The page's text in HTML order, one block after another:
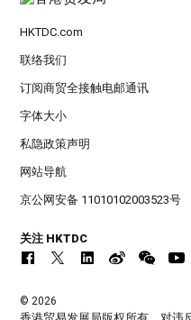
HKTDC.com
联络我们
订阅商贸全接触电邮通讯
字体大小
私隐政策声明
网站导航
京公网安备 11010102003523号
关注 HKTDC
© 2026